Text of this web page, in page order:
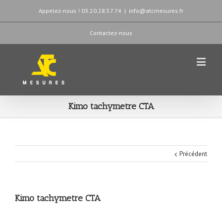
Appelez-nous ! 03.20.28.57.74 | info@atcmesures.fr
Contactez-nous
Kimo tachymetre CTA
Précédent
Kimo tachymetre CTA